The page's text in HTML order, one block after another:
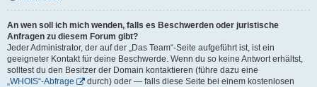
An wen soll ich mich wenden, falls es Beschwerden oder juristische
Anfragen zu diesem Forum gibt?
Jeder Administrator, der auf der „Das Team“-Seite aufgeführt ist, ist ein
geeigneter Kontakt für deine Beschwerde. Wenn du so keine Antwort erhältst,
solltest du den Besitzer der Domain kontaktieren (führe dazu eine
„WHOIS“-Abfrage
durch) oder — falls diese Seite bei einem kostenlosen